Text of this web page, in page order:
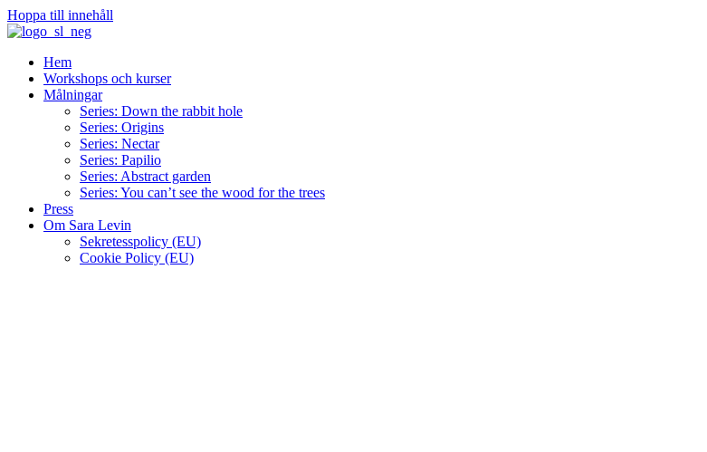
Hoppa till innehåll
Hem
Workshops och kurser
Målningar
Series: Down the rabbit hole
Series: Origins
Series: Nectar
Series: Papilio
Series: Abstract garden
Series: You can’t see the wood for the trees
Press
Om Sara Levin
Sekretesspolicy (EU)
Cookie Policy (EU)